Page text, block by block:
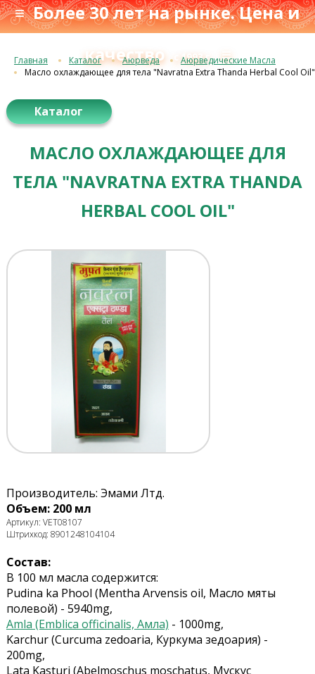
≡ Более 30 лет на рынке. Цена и
качество с 1993 г.≡
Главная Каталог Аюрведа
Аюрведические Масла
Масло охлаждающее для тела "Navratna Extra Thanda Herbal Cool Oil"
Каталог
МАСЛО ОХЛАЖДАЮЩЕЕ ДЛЯ
ТЕЛА "NAVRATNA EXTRA THANDA
HERBAL COOL OIL"
Производитель: Эмами Лтд.
Объем: 200 мл
Артикул: VET08107
Штрихкод: 8901248104104
Состав:
В 100 мл масла содержится:
Pudina ka Phool (Mentha Arvensis oil, Масло мяты
полевой) - 5940mg,
Amla (Emblica officinalis, Амла) - 1000mg,
Karchur (Curcuma zedoaria, Куркума зедоария) -
200mg,
Lata Kasturi (Abelmoschus moschatus, Мускус